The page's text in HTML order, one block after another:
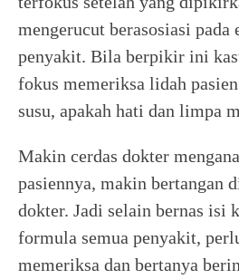
mengerucut berasosiasi pada
penyakit. Bila berpikir ini
fokus memeriksa lidah
susu, apakah hati dan limpa
Makin cerdas dokter
pasiennya, makin bertangan
dokter. Jadi selain bernas isi
formula semua penyakit,
memeriksa dan bertanya